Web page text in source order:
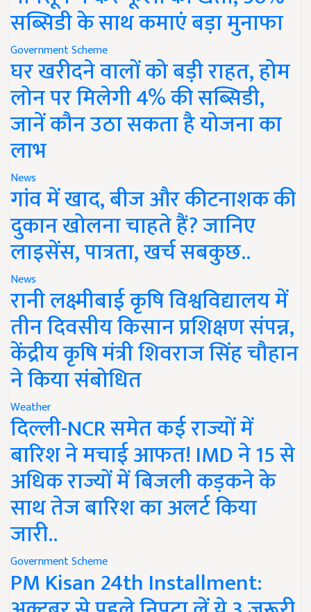
सब्सिडी के साथ कमाएं बड़ा मुनाफा
Government Scheme
घर खरीदने वालों को बड़ी राहत, होम
लोन पर मिलेगी 4% की सब्सिडी,
जानें कौन उठा सकता है योजना का
लाभ
News
गांव में खाद, बीज और कीटनाशक की
दुकान खोलना चाहते हैं? जानिए
लाइसेंस, पात्रता, खर्च सबकुछ..
News
रानी लक्ष्मीबाई कृषि विश्वविद्यालय में
तीन दिवसीय किसान प्रशिक्षण संपन्न,
केंद्रीय कृषि मंत्री शिवराज सिंह चौहान
ने किया संबोधित
Weather
दिल्ली-NCR समेत कई राज्यों में
बारिश ने मचाई आफत! IMD ने 15 से
अधिक राज्यों में बिजली कड़कने के
साथ तेज बारिश का अलर्ट किया
जारी..
Government Scheme
PM Kisan 24th Installment: